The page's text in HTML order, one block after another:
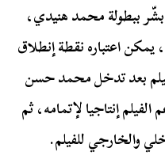
ببطولة محمد هنيدي،
اعتباره نقطة إنطلاق
بعد تدخل محمد حسن
إنتاجيا لإتمامه، ثم
والخارجي للفيلم.